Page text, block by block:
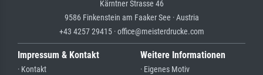
Kärntner Strasse 46
9586 Finkenstein am Faaker See · Austria
+43 4257 29415 · office@meisterdrucke.com
Impressum & Kontakt
· Kontakt
Weitere Informationen
· Eigenes Motiv